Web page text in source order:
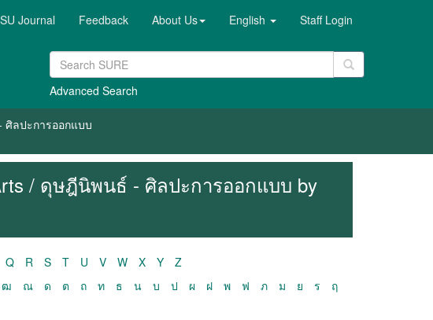
SU Journal Feedback About Us English Staff Login
Advanced Search
ศิลปะการออกแบบ
/ ดุษฎีนิพนธ์ - ศิลปะการออกแบบ by
Q R S T U V W X Y
Z
ฒ ณ ด ต ถ ท ธ น บ ป ผ ฝ พ ฟ ภ ม ย ร
ฤ